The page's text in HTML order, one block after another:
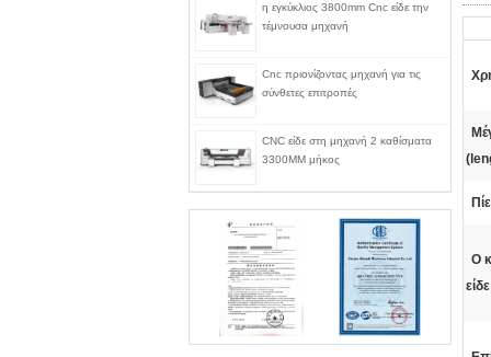
η εγκύκλιος 3800mm Cnc είδε την
τέμνουσα μηχανή
Cnc πριονίζοντας μηχανή για τις
σύνθετες επιτροπές
CNC είδε στη μηχανή 2 καθίσματα
3300MM μήκος
Ο